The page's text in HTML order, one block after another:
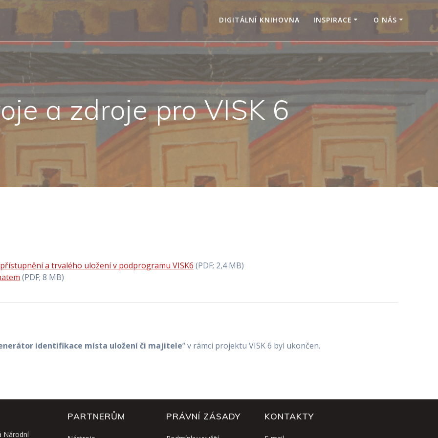
DIGITÁLNÍ KNIHOVNA INSPIRACE O NÁS
a zdroje pro VISK 6
a trvalého uložení v podprogramu VISK6 (PDF; 2,4 MB)
(PDF; 8 MB)
identifikace místa uložení či majitele“ v rámci projektu VISK 6 byl ukončen.
Národní
PARTNERŮM PRÁVNÍ ZÁSADY KONTAKTY